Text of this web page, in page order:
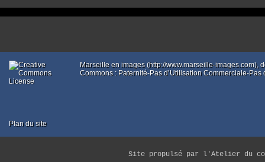
Marseille en images (http://www.marseille-images.com),
Commons : Paternité-Pas d’Utilisation Commerciale-
Plan du site
Site propulsé par l'Atelier du